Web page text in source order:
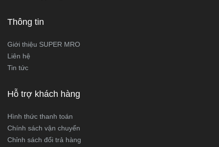
Thông tin
Giới thiệu SUPER MRO
Liên hệ
Tin tức
Hỗ trợ khách hàng
Hình thức thanh toán
Chính sách vận chuyển
Chỉnh sách đổi trả hàng